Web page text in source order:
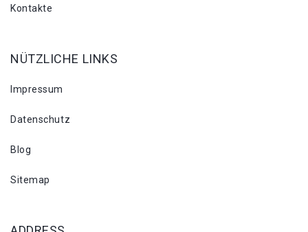
Kontakte
NÜTZLICHE LINKS
Impressum
Datenschutz
Blog
Sitemap